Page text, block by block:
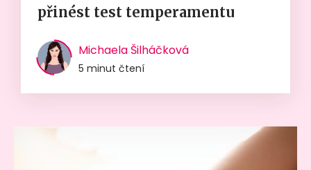
přinést test temperamentu
Michaela Šilháčková
5 minut čtení